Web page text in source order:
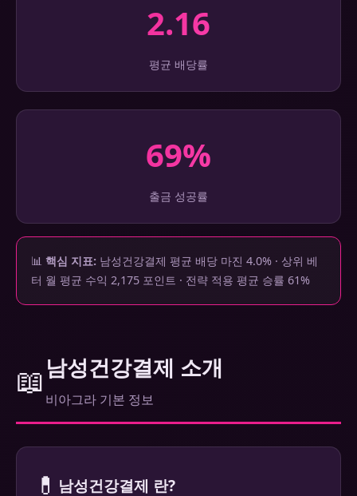
2.16
평균 배당률
69%
출금 성공률
📊 핵심 지표: 남성건강결제 평균 배당 마진 4.0% · 상위 베
터 월 평균 수익 2,175 포인트 · 전략 적용 평균 승률 61%
📖남성건강결제 소개
비아그라 기본 정보
💊 남성건강결제 란?